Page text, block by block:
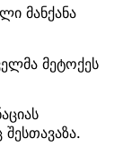
მანქანა
მეტოქეს